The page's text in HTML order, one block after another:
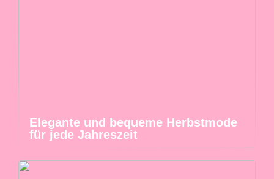
Elegante und bequeme Herbstmode
für jede Jahreszeit